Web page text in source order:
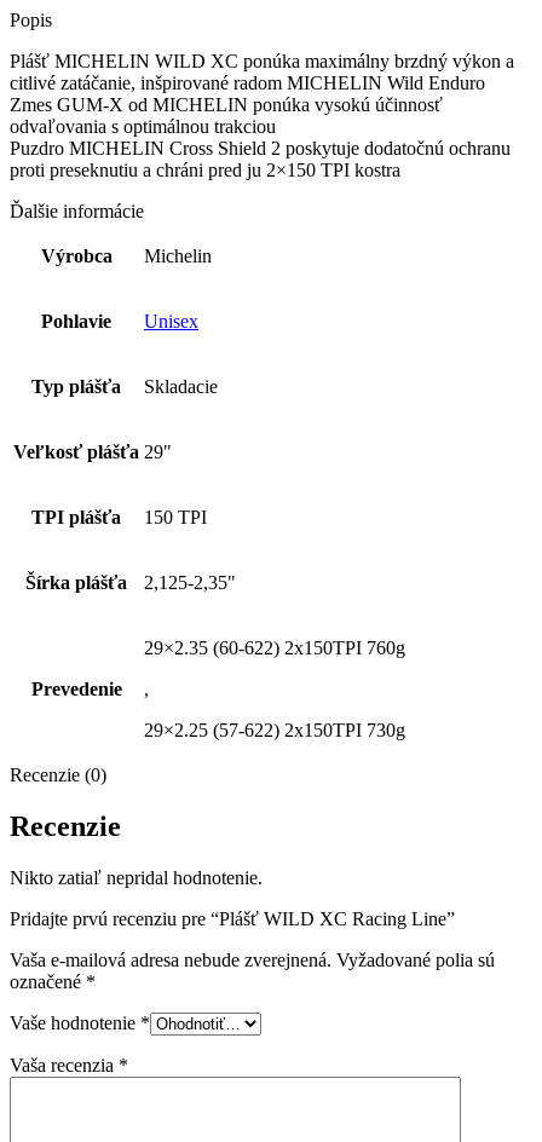
Popis
Plášť MICHELIN WILD XC ponúka maximálny brzdný výkon a
citlivé zatáčanie, inšpirované radom MICHELIN Wild Enduro
Zmes GUM-X od MICHELIN ponúka vysokú účinnosť
odvaľovania s optimálnou trakciou
Puzdro MICHELIN Cross Shield 2 poskytuje dodatočnú ochranu
proti preseknutiu a chráni pred ju 2×150 TPI kostra
Ďalšie informácie
Výrobca Michelin
Pohlavie Unisex
Typ plášťa Skladacie
Veľkosť plášťa 29"
TPI plášťa 150 TPI
Šírka plášťa 2,125-2,35"
Prevedenie
29×2.35 (60-622) 2x150TPI 760g
,
29×2.25 (57-622) 2x150TPI 730g
Recenzie (0)
Recenzie
Nikto zatiaľ nepridal hodnotenie.
Pridajte prvú recenziu pre “Plášť WILD XC Racing Line”
Vaša e-mailová adresa nebude zverejnená. Vyžadované polia sú
označené *
Vaše hodnotenie *
Vaša recenzia *